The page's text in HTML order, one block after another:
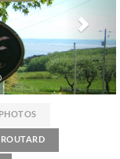
PHOTOS